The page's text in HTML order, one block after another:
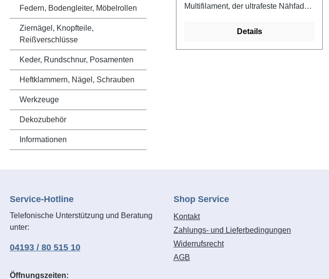
Federn, Bodengleiter, Möbelrollen
Ziernägel, Knopfteile,
Reißverschlüsse
Keder, Rundschnur, Posamenten
Heftklammern, Nägel, Schrauben
Werkzeuge
Dekozubehör
Informationen
Multifilament, der ultrafeste Nähfaden
und Absteppnähterobust,
Details
Service-Hotline
Telefonische Unterstützung und Beratung
unter:
04193 / 80 515 10
Öffnungszeiten:
Shop Service
Kontakt
Zahlungs- und Lieferbedingungen
Widerrufsrecht
AGB